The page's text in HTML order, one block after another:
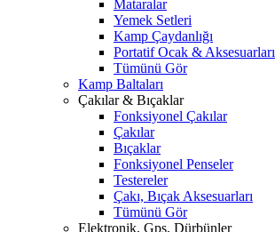
Mataralar
Yemek Setleri
Kamp Çaydanlığı
Portatif Ocak & Aksesuarları
Tümünü Gör
Kamp Baltaları
Çakılar & Bıçaklar
Fonksiyonel Çakılar
Çakılar
Bıçaklar
Fonksiyonel Penseler
Testereler
Çakı, Bıçak Aksesuarları
Tümünü Gör
Elektronik, Gps, Dürbünler